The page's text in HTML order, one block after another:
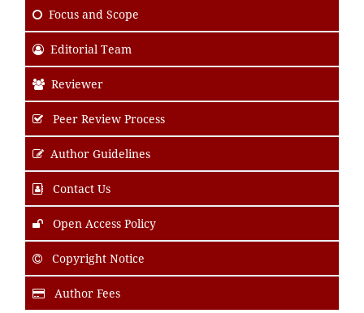
Focus and Scope
Editorial Team
Reviewer
Peer Review Process
Author Guidelines
Contact Us
Open Access Policy
Copyright Notice
Author Fees